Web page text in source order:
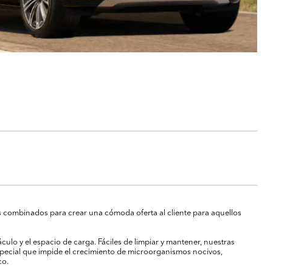
para crear una cómoda oferta al cliente para aquellos
y el espacio de carga. Fáciles de limpiar y mantener, nuestras
que impide el crecimiento de microorganismos nocivos,